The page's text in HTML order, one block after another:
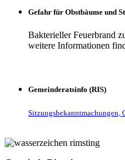
Gefahr für Obstbäume und
Bakterieller Feuerbrand
weitere Informationen
Gemeinderatsinfo (RIS)
Sitzungsbekanntmachungen,